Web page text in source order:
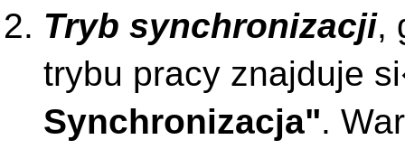
Tryb synchronizacji,
trybu pracy
Synchronizacja".